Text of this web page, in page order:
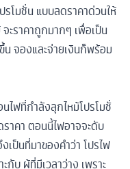
โมชั่น แบบลดราคาด่วนให้
ะราคาถูกมากๆ เพื่อเป็น
จองและจ่ายเงินก็พร้อม
นไฟที่กำลังลุกไหม้โปรโมชั่
าคา ตอนนี้ไฟอาจจะดับ
ป็นที่มาของคำว่า โปรไฟ
กับ ผู้ที่มีเวลาว่าง เพราะ